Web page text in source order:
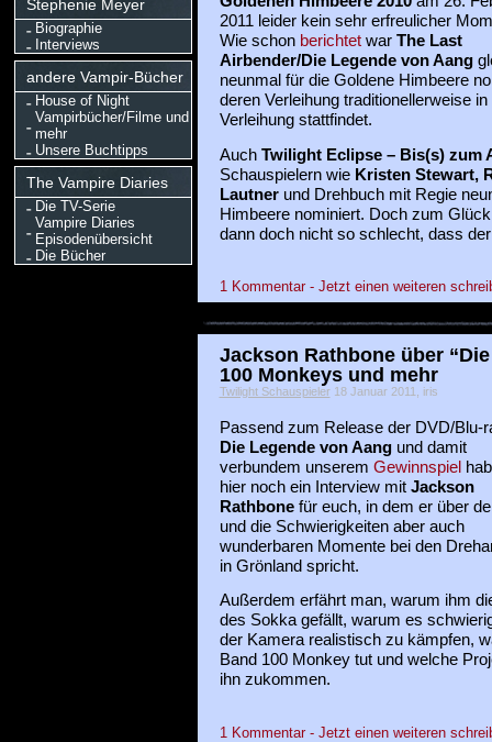
Stephenie Meyer
Biographie
Interviews
andere Vampir-Bücher
House of Night
Vampirbücher/Filme und
mehr
Unsere Buchtipps
The Vampire Diaries
Die TV-Serie
Vampire Diaries
Episodenübersicht
Die Bücher
2011 leider kein sehr erfreulicher
Wie schon berichtetwar The Last
Airbender/Die Legende von Aang
neunmal für die Goldene Himbeere
deren Verleihung traditionellerweise
Verleihung stattfindet.
Auch Twilight Eclipse – Bis(s) zum
Schauspielern wie Kristen Stewart,
Lautnerund Drehbuch mit Regie
Himbeere nominiert. Doch zum
dann doch nicht so schlecht, dass
1 Kommentar - Jetzt einen weiteren
Jackson Rathbone über
100 Monkeys und mehr
Twilight Schauspieler18 Januar 2011, iris
Passend zum Release der DVD/Blu-
Die Legende von Aangund damit
verbundem unserem Gewinnspiel
hier noch ein Interview mit Jackson
Rathbonefür euch, in dem er über
und die Schwierigkeiten aber auch
wunderbaren Momente bei den
in Grönland spricht.
Außerdem erfährt man, warum ihm
des Sokka gefällt, warum es
der Kamera realistisch zu kämpfen,
Band 100 Monkey tut und welche
ihn zukommen.
1 Kommentar - Jetzt einen weiteren